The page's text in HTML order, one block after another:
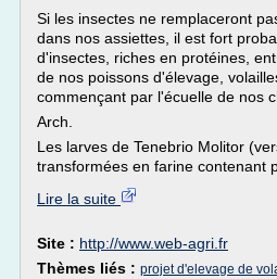
Si les insectes ne remplaceront
dans nos assiettes, il est fort
d'insectes, riches en protéines,
de nos poissons d'élevage,
commençant par l'écuelle de nos
Arch.
Les larves de Tenebrio Molitor
transformées en farine contenant
Lire la suite
Site : http://www.web-agri.fr
Thèmes liés : projet d'elevage de